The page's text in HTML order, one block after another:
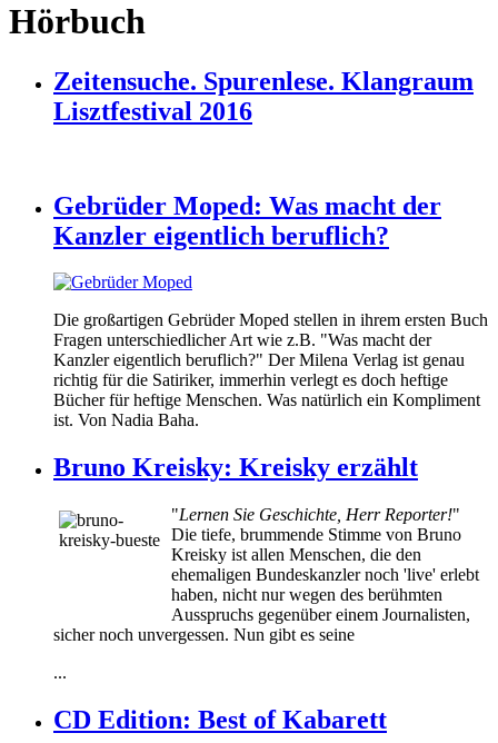
Hörbuch
Zeitensuche. Spurenlese. Klangraum
Lisztfestival 2016
Gebrüder Moped: Was macht der
Kanzler eigentlich beruflich?
Die großartigen Gebrüder Moped stellen in ihrem ersten Buch
Fragen unterschiedlicher Art wie z.B. "Was macht der
Kanzler eigentlich beruflich?" Der Milena Verlag ist genau
richtig für die Satiriker, immerhin verlegt es doch heftige
Bücher für heftige Menschen. Was natürlich ein Kompliment
ist. Von Nadia Baha.
Bruno Kreisky: Kreisky erzählt
"Lernen Sie Geschichte, Herr Reporter!"
Die tiefe, brummende Stimme von Bruno
Kreisky ist allen Menschen, die den
ehemaligen Bundeskanzler noch 'live' erlebt
haben, nicht nur wegen des berühmten
Ausspruchs gegenüber einem Journalisten,
sicher noch unvergessen. Nun gibt es seine
...
CD Edition: Best of Kabarett